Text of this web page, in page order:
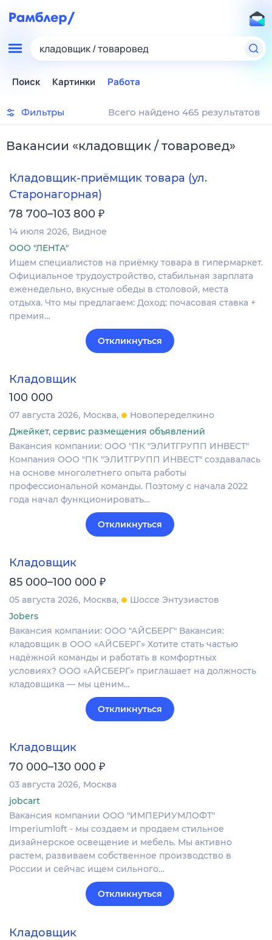
кладовщик / товаровед
Поиск Картинки Работа
Фильтры Всего найдено 465 результатов
Вакансии «кладовщик / товаровед»
Кладовщик-приёмщик товара (ул.
Старонагорная)
78 700–103 800 ₽
14 июля 2026 Видное
ООО "ЛЕНТА"
Ищем специалистов на приёмку товара в гипермаркет.
Официальное трудоустройство, стабильная зарплата
еженедельно, вкусные обеды в столовой, места
отдыха. Что мы предлагаем: Доход: почасовая ставка +
премия…
Откликнуться
Кладовщик
100 000
07 августа 2026 Москва
Новопеределкино
Джейкет, сервис размещения объявлений
Вакансия компании: ООО "ПК "ЭЛИТГРУПП ИНВЕСТ"
Компания ООО "ПК "ЭЛИТГРУПП ИНВЕСТ" создавалась
на основе многолетнего опыта работы
профессиональной команды. Поэтому с начала 2022
года начал функционировать…
Откликнуться
Кладовщик
85 000–100 000 ₽
05 августа 2026 Москва
Шоссе Энтузиастов
Jobers
Вакансия компании: ООО "АЙСБЕРГ" Вакансия:
кладовщик в ООО «АЙСБЕРГ» Хотите стать частью
надёжной команды и работать в комфортных
условиях? ООО «АЙСБЕРГ» приглашает на должность
кладовщика — мы ценим…
Откликнуться
Кладовщик
70 000–130 000 ₽
03 августа 2026 Москва
jobcart
Вакансия компании ООО "ИМПЕРИУМЛОФТ"
Imperiumloft - мы создаем и продаем стильное
дизайнерское освещение и мебель. Мы активно
растем, развиваем собственное производство в
России и сейчас ищем сильного…
Откликнуться
Кладовщик